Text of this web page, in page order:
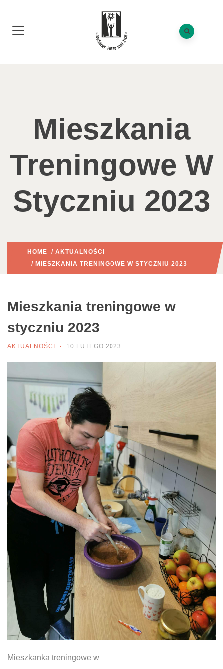
Mieszkania
Treningowe W
Styczniu 2023
HOME / AKTUALNOŚCI
/ MIESZKANIA TRENINGOWE W STYCZNIU 2023
Mieszkania treningowe w
styczniu 2023
AKTUALNOŚCI 10 LUTEGO 2023
Mieszkanka treningowe w